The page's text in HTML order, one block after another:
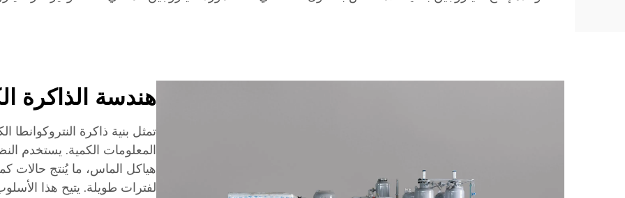
هندسة الذاكرة
تمثل بنية ذاكرة
المعلومات الكمية. يستخدم
هياكل الماس، ما يُنتج حالات
لفترات طويلة. يتيح هذا